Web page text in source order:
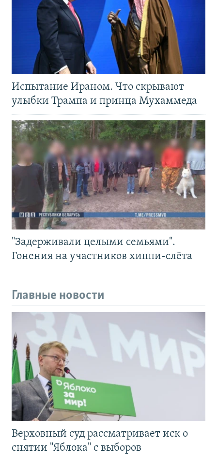
Испытание Ираном. Что скрывают
улыбки Трампа и принца Мухаммеда
"Задерживали целыми семьями".
Гонения на участников хиппи-слёта
Главные новости
Верховный суд рассматривает иск о
снятии "Яблока" с выборов